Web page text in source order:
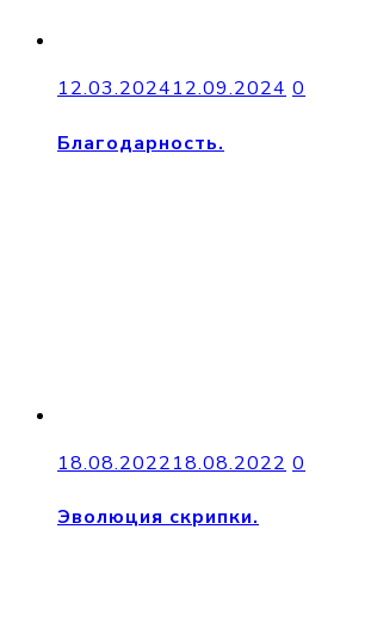
12.03.202412.09.2024 0
Благодарность.
18.08.202218.08.2022 0
Эволюция скрипки.